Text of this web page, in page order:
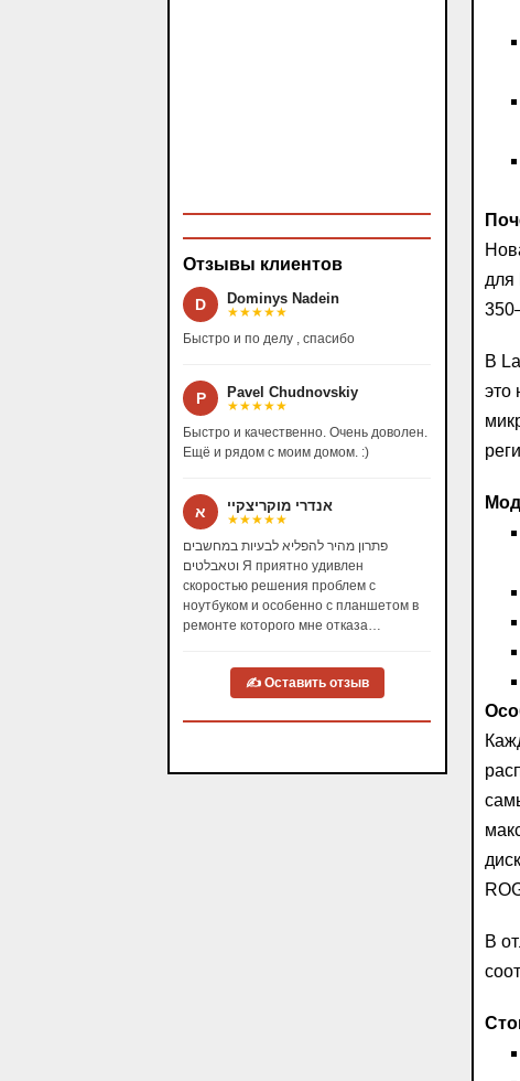
для
В
это
В
Отзывы клиентов
D Dominys Nadein
★★★★★
Быстро и по делу , спасибо
P Pavel Chudnovskiy
★★★★★
Быстро и качественно. Очень доволен.
Ещё и рядом с моим домом. :)
א אנדרי מוקריצקיי
★★★★★
פתרון מהיר להפליא לבעיות במחשבים
וטאבלטים Я приятно удивлен
скоростью решения проблем с
ноутбуком и особенно с планшетом в
ремонте которого мне отказа…
✍ Оставить отзыв